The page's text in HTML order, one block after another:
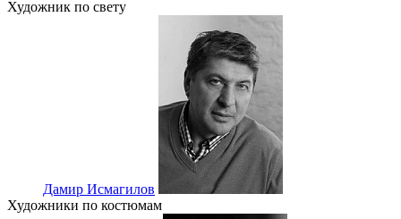
Художник по свету
Дамир Исмагилов
Художники по костюмам